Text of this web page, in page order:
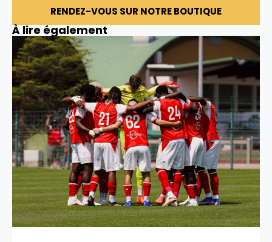
RENDEZ-VOUS SUR NOTRE BOUTIQUE
À lire également